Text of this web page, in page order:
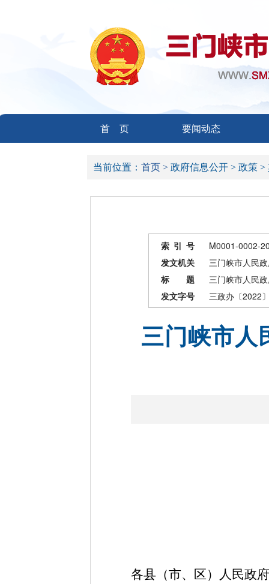
首 页 要闻动态
当前位置： 首页 > 政府信息公开 > 政策 >
索 引 号
M0001-0002-
发文机关
三门峡市人民
标 题
三门峡市人民
发文字号
三政办〔2022
三门峡市人
各县（市、区）人民政